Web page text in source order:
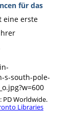
für das
eine erste
PD Worldwide.
Libraries